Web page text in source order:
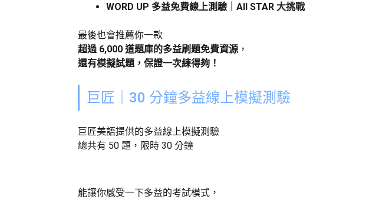
WORD UP 多益免費線上測驗｜All STAR 大挑戰
最後也會推薦你一款
超過 6,000 道題庫的多益刷題免費資源 ，
還有模擬試題，保證一次練得夠！
巨匠｜30 分鐘多益線上模擬測驗
巨匠美語提供的多益線上模擬測驗
總共有 50 題，限時 30 分鐘
能讓你感受一下多益的考試模式，